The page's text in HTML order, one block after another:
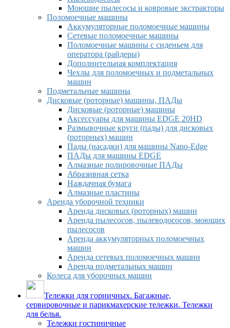
Моющие пылесосы и ковровые экстракторы
Поломоечные машины
Аккумуляторные поломоечные машины
Сетевые поломоечные машины
Поломоечные машины с сиденьем для
оператора (райдеры)
Дополнительная комплектация
Чехлы для поломоечных и подметальных
машин
Подметальные машины
Дисковые (роторные) машины, ПАДы
Дисковые (роторные) машины
Аксессуары для машины EDGE 20HD
Размывочные круги (пады) для дисковых
(роторных) машин
Пады (насадки) для машины Nano-Edge
ПАДы для машины EDGE
Алмазные полировочные ПАДы
Абразивная сетка
Наждачная бумага
Алмазные пластины
Аренда уборочной техники
Аренда дисковых (роторных) машин
Аренда пылесосов, пылеводососов, моющих
пылесосов
Аренда аккумуляторных поломоечных
машин
Аренда сетевых поломоечных машин
Аренда подметальных машин
Колеса для уборочных машин
Тележки для горничных. Багажные,
сервировочные и парикмахерские тележки. Тележки
для белья.
Тележки гостиничные